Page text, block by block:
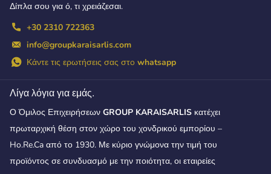
Λίγα λόγια για εμάς.
Ο Όμιλος Επιχειρήσεων GROUP KARAISARLIS κατέχει
πρωταρχική θέση στον χώρο του χονδρικού εμπορίου –
Ho.Re.Ca από το 1930. Με κύριο γνώμονα την τιμή του
προϊόντος σε συνδυασμό με την ποιότητα, οι εταιρείες
Δίπλα σου για ό, τι χρειάζεσαι.
+30 2310 722363
info@groupkaraisarlis.com
Κάντε τις ερωτήσεις σας στo whatsapp